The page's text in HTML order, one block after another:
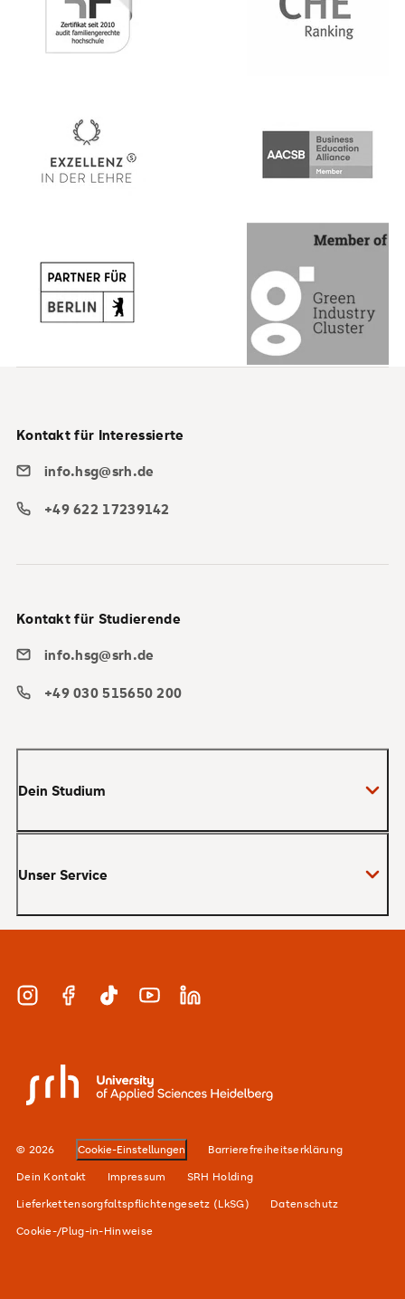
Dein Studium
Master
MBA
Duales Studium
Unser Service
Bewerbung und Zulassung
Finanzierung
Unsere Standorte
Für Unternehmen
Kontakt für Interessierte
info.hsg@srh.de
+49 622 17239142
Kontakt für Studierende
info.hsg@srh.de
+49 030 515650 200
InstagramFacebookTikTok YouTubeLinkedIn
SRH University
© 2026 Cookie-Einstellungen
Barrierefreiheitserklärung
Dein Kontakt
Impressum
SRH Holding
Lieferkettensorgfaltspflichtengesetz (LkSG)
Datenschutz
Cookie-/Plug-in-Hinweise